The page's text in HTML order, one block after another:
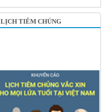
LỊCH TIÊM CHỦNG